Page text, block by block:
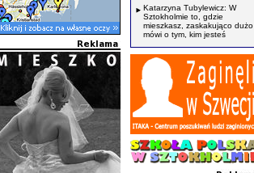
Katarzyna Tubylewicz: W
Sztokholmie to, gdzie
mieszkasz, zaskakująco dużo
mówi o tym, kim jesteś